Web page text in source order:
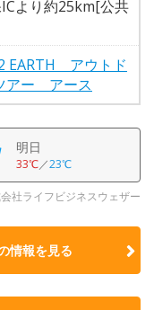
より約25km[公共
EARTH アウトド
アー アース
明日
33℃／23℃
社ライフビジネスウェザー
情報を見る